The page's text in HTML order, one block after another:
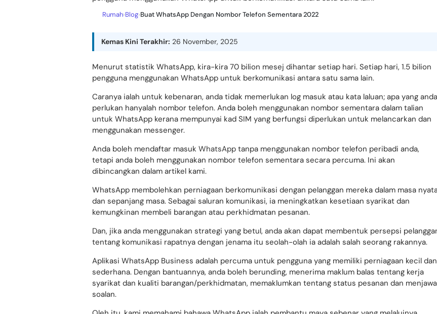
pengguna menggunakan WhatsApp untuk berkomunikasi antara satu sama lain.
Menurut statistik WhatsApp, kira-kira 70 bilion mesej dihantar setiap hari. Setiap hari, 1.5 bilion
pengguna menggunakan WhatsApp untuk berkomunikasi antara satu sama lain.
Caranya ialah untuk kebenaran, anda tidak memerlukan log masuk atau kata laluan; apa yang anda
perlukan hanyalah nombor telefon. Anda boleh menggunakan nombor sementara dalam talian
untuk WhatsApp kerana mempunyai kad SIM yang berfungsi diperlukan untuk melancarkan dan
menggunakan messenger.
Anda boleh mendaftar masukWhatsApp tanpa menggunakan nombor telefon peribadi anda,
tetapi anda boleh menggunakan nombor telefon sementara secara percuma. Ini akan
dibincangkan dalam artikel kami.
WhatsApp membolehkan perniagaan berkomunikasi dengan pelanggan mereka dalam masa nyata
dan sepanjang masa. Sebagai saluran komunikasi, ia meningkatkan kesetiaan syarikat dan
kemungkinan membeli barangan atau perkhidmatan pesanan.
Dan, jika anda menggunakan strategi yang betul, anda akan dapat membentuk persepsi pelanggan
tentang komunikasi rapatnya dengan jenama itu seolah-olah ia adalah salah seorang rakannya.
Aplikasi WhatsApp Business adalah percuma untuk pengguna yang memiliki perniagaan kecil dan
sederhana. Dengan bantuannya, anda boleh berunding, menerima maklum balas tentang kerja
syarikat dan kualiti barangan/perkhidmatan, memaklumkan tentang status pesanan dan menjawab